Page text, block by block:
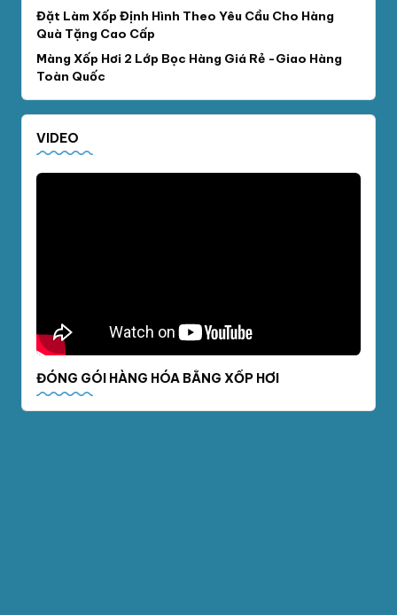
Đặt Làm Xốp Định Hình Theo Yêu Cầu Cho Hàng
Quà Tặng Cao Cấp
Màng Xốp Hơi 2 Lớp Bọc Hàng Giá Rẻ -Giao Hàng
Toàn Quốc
VIDEO
ĐÓNG GÓI HÀNG HÓA BẰNG XỐP HƠI